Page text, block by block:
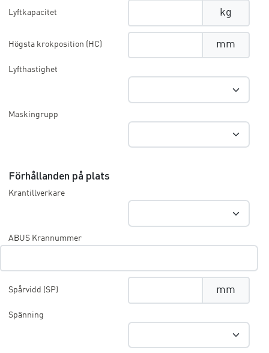
Lyftkapacitet kg
Högsta krokposition (HC) mm
Lyfthastighet
Maskingrupp
Förhållanden på plats
Krantillverkare
ABUS Krannummer
Spårvidd (SP) mm
Spänning